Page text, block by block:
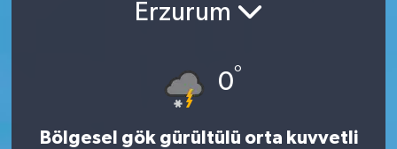
Erzurum
0°
Bölgesel gök gürültülü orta kuvvetli